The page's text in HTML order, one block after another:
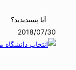
آیا پسندیدید؟
2018/07/30